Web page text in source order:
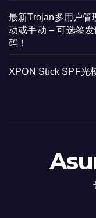
最新Trojan多用户管
动或手动 – 可选签
码！
XPON Stick SPF光